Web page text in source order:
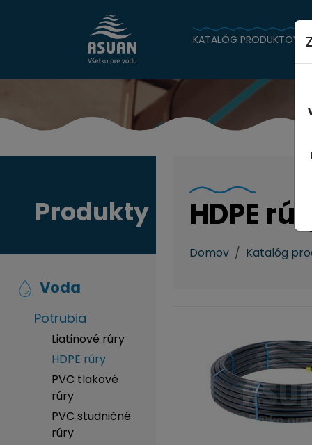
KATALÓG PRODUKTOV
Produkty
Voda
Potrubia
Liatinové rúry
HDPE rúry
PVC tlakové
rúry
PVC studničné
rúry
HDPE rúry
Domov Katalóg